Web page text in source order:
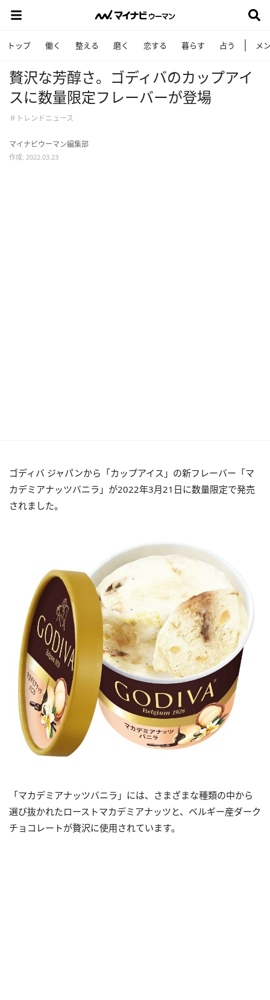
トップ 働く 整える 磨く 恋する 暮らす 占う メ
贅沢な芳醇さ。ゴディバのカップアイ
スに数量限定フレーバーが登場
＃トレンドニュース
マイナビウーマン編集部
作成: 2022.03.23
ゴディバ ジャパンから「カップアイス」の新フレーバー「マ
カデミアナッツバニラ」が2022年3月21日に数量限定で発売
されました。
「マカデミアナッツバニラ」には、さまざまな種類の中から
選び抜かれたローストマカデミアナッツと、ベルギー産ダーク
チョコレートが贅沢に使用されています。